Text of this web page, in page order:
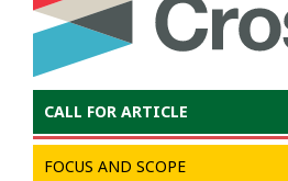
CALL FOR ARTICLE
FOCUS AND SCOPE